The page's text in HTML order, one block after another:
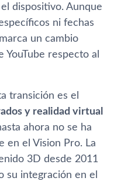
dispositivo. Aunque
ni fechas
un cambio
respecto al
transición es el
y realidad virtual
ahora no se ha
en el Vision Pro. La
3D desde 2011
su integración en el